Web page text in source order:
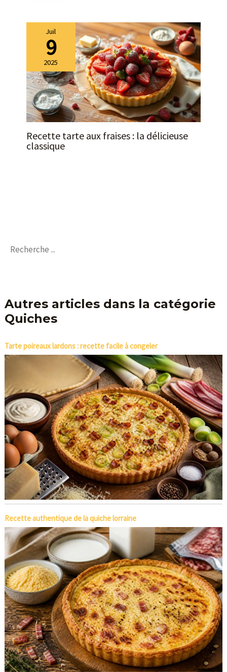
Juil
9
2025
Recette tarte aux fraises : la délicieuse
classique
Autres articles dans la catégorie
Quiches
Tarte poireaux lardons : recette facile à congeler
Recette authentique de la quiche lorraine